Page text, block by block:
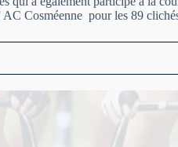
Cosméenne pour les 89